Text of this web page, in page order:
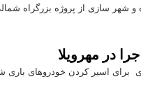
و شهر سازی از پروژه بزرگراه
در مهرویلا
برای اسیر کردن خودروهای باری